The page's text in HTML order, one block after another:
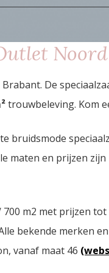
De
trouwbeleving. Kom
bruidsmode
maten en prijzen
m2 met prijzen tot
bekende merken
vanaf maat 46